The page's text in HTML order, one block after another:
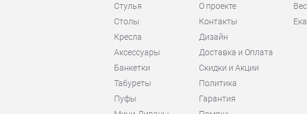
Стулья
Столы
Кресла
Аксессуары
Банкетки
Табуреты
Пуфы
О проекте
Контакты
Дизайн
Доставка и Оплата
Скидки и Акции
Политика
Гарантия